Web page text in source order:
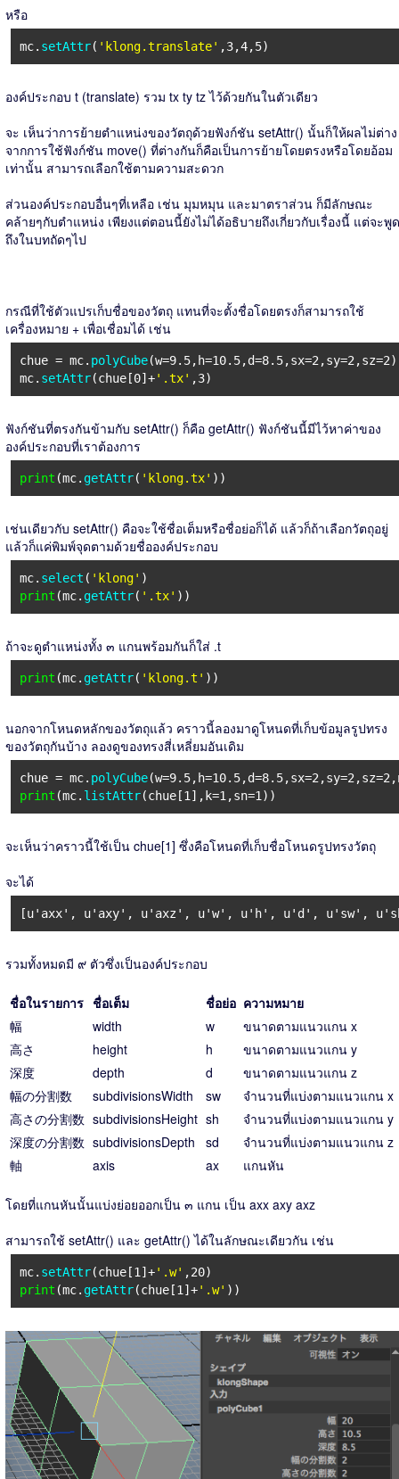
หรือ
mc. setAttr( 'klong.translate' ,3,4,5)
องค์ประกอบ t (translate) รวม tx ty tz ไว้ด้วยกันในตัวเดียว
จะ เห็นว่าการย้ายตำแหน่งของวัตถุด้วยฟังก์ชัน setAttr() นั้นก็ให้ผลไม่ต่าง
จากการใช้ฟังก์ชัน move() ที่ต่างกันก็คือเป็นการย้ายโดยตรงหรือโดยอ้อม
เท่านั้น สามารถเลือกใช้ตามความสะดวก
ส่วนองค์ประกอบอื่นๆที่เหลือ เช่น มุมหมุน และมาตราส่วน ก็มีลักษณะ
คล้ายๆกับตำแหน่ง เพียงแต่ตอนนี้ยังไม่ได้อธิบายถึงเกี่ยวกับเรื่องนี้ แต่จะพูด
ถึงในบทถัดๆไป
กรณีที่ใช้ตัวแปรเก็บชื่อของวัตถุ แทนที่จะตั้งชื่อโดยตรงก็สามารถใช้
เครื่องหมาย + เพื่อเชื่อมได้ เช่น
chue = mc. polyCube(w=9.5,h=10.5,d=8.5,sx=2,sy=2,sz=2)
mc. setAttr(chue[0]+'.tx' ,3)
ฟังก์ชันที่ตรงกันข้ามกับ setAttr() ก็คือ getAttr() ฟังก์ชันนี้มีไว้หาค่าของ
องค์ประกอบที่เราต้องการ
print (mc. getAttr( 'klong.tx' ))
เช่นเดียวกับ setAttr() คือจะใช้ชื่อเต็มหรือชื่อย่อก็ได้ แล้วก็ถ้าเลือกวัตถุอยู่
แล้วก็แค่พิมพ์จุดตามด้วยชื่อองค์ประกอบ
mc. select ( 'klong' )
print (mc. getAttr( '.tx' ))
ถ้าจะดูตำแหน่งทั้ง ๓ แกนพร้อมกันก็ใส่ .t
print (mc. getAttr( 'klong.t' ))
นอกจากโหนดหลักของวัตถุแล้ว คราวนี้ลองมาดูโหนดที่เก็บข้อมูลรูปทรง
ของวัตถุกันบ้าง ลองดูของทรงสี่เหลี่ยมอันเดิม
chue = mc. polyCube
print (mc. listAttr(chue[1],k=1,sn=1))
จะเห็นว่าคราวนี้ใช้เป็น chue[1] ซึ่งคือโหนดที่เก็บชื่อโหนดรูปทรงวัตถุ
จะได้
[u'axx', u'axy', u'axz', u'w', u'h', u'd', u'sw',
รวมทั้งหมดมี ๙ ตัวซึ่งเป็นองค์ประกอบ
ชื่อในรายการ ชื่อเต็ม ชื่อย่อ ความหมาย
幅
width w
ขนาดตามแนวแกน x
高さ
height h
ขนาดตามแนวแกน y
深度
depth d
ขนาดตามแนวแกน z
幅の分割数
subdivisionsWidth sw
จำนวนที่แบ่งตามแนวแกน x
高さの分割数 subdivisionsHeight sh
จำนวนที่แบ่งตามแนวแกน y
深度の分割数 subdivisionsDepth sd
จำนวนที่แบ่งตามแนวแกน z
軸
axis ax แกนหัน
โดยที่แกนหันนั้นแบ่งย่อยออกเป็น ๓ แกน เป็น axx axy axz
สามารถใช้ setAttr() และ getAttr() ได้ในลักษณะเดียวกัน เช่น
mc. setAttr(chue[1]+'.w' ,20)
print (mc. getAttr(chue[1]+'.w' ))